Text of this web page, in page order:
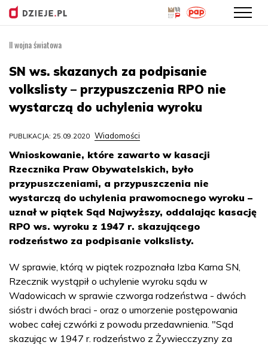
treści
II wojna światowa
SN ws. skazanych za podpisanie
volkslisty – przypuszczenia RPO nie
wystarczą do uchylenia wyroku
PUBLIKACJA: 25.09.2020 Wiadomości
Wnioskowanie, które zawarto w kasacji
Rzecznika Praw Obywatelskich, było
przypuszczeniami, a przypuszczenia nie
wystarczą do uchylenia prawomocnego wyroku –
uznał w piątek Sąd Najwyższy, oddalając kasację
RPO ws. wyroku z 1947 r. skazującego
rodzeństwo za podpisanie volkslisty.
W sprawie, którą w piątek rozpoznała Izba Karna SN,
Rzecznik wystąpił o uchylenie wyroku sądu w
Wadowicach w sprawie czworga rodzeństwa - dwóch
sióstr i dwóch braci - oraz o umorzenie postępowania
wobec całej czwórki z powodu przedawnienia. "Sąd
skazując w 1947 r. rodzeństwo z Żywiecczyzny za